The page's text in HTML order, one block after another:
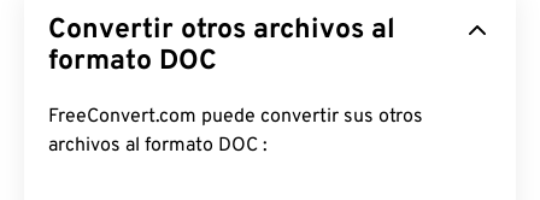
características tanto de documentos de texto
como de imágenes gráficas, lo que lo convierte en
actualidad. La razón de su popularidad radica en
que conserva el formato original del documento.
Convertir otros archivos al
formato DOC
FreeConvert.com puede convertir sus otros
archivos al formato DOC :